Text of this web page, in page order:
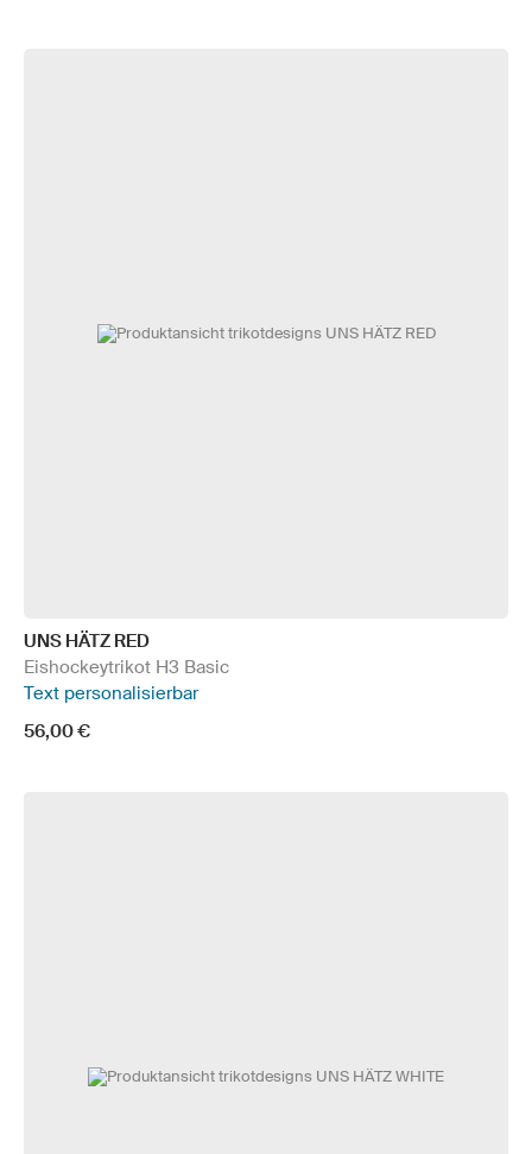
UNS HÄTZ RED
Eishockeytrikot H3 Basic
Text personalisierbar
56,00 €